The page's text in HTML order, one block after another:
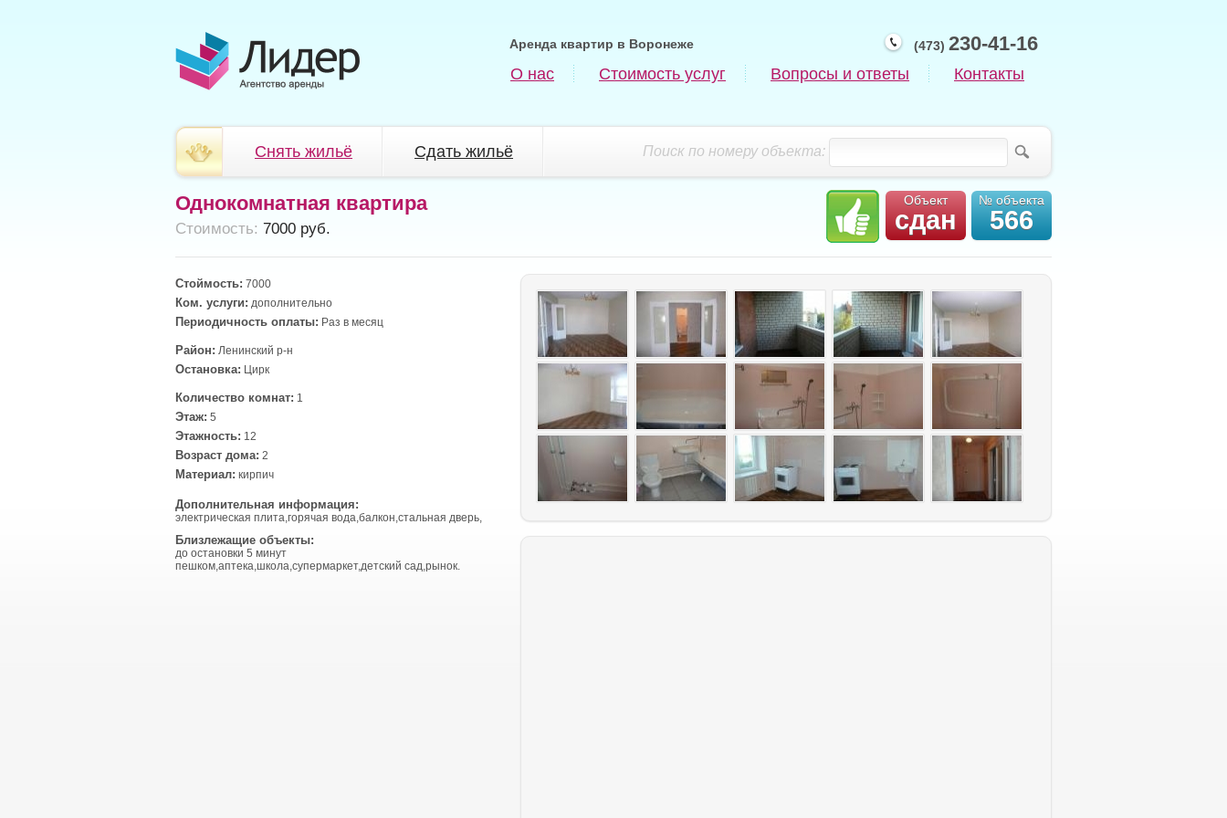
(473) 230-41-16
Аренда квартир в Воронеже
О нас Стоимость услуг Вопросы и ответы Контакты
Поиск по номеру объекта:
Снять жильё Сдать жильё
Объект
сдан
№ объекта
566
Однокомнатная квартира
Cтоимость: 7000 руб.
Стоймость: 7000
Ком. услуги: дополнительно
Периодичность оплаты: Раз в месяц
Район: Ленинский р-н
Остановка: Цирк
Количество комнат: 1
Этаж: 5
Этажность: 12
Возраст дома: 2
Материал: кирпич
Дополнительная информация:
электрическая плита,горячая вода,балкон,стальная дверь,
Близлежащие объекты:
до остановки 5 минут
пешком,аптека,школа,супермаркет,детский сад,рынок.